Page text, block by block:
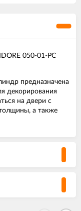
050-01-PC
предназначена
декорирования
на двери с
а также